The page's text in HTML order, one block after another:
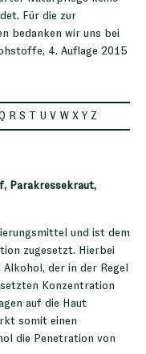
Für die zur
bedanken wir uns bei
4. Auflage 2015
R S U V W X Y Z
Parakressekraut,
und ist dem
zugesetzt. Hierbei
der in der Regel
Konzentration
auf die Haut
somit einen
die Penetration von